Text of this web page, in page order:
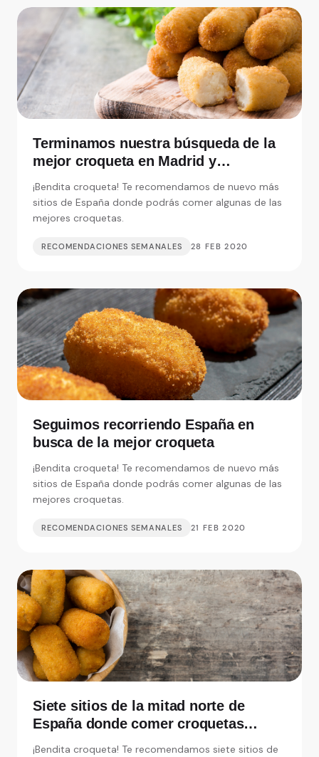
Terminamos nuestra búsqueda de la
mejor croqueta en Madrid y
¡Bendita croqueta! Te recomendamos de nuevo más
sitios de España donde podrás comer algunas de las
mejores croquetas.
RECOMENDACIONES SEMANALES 28 FEB 2020
Seguimos recorriendo España en
busca de la mejor croqueta
¡Bendita croqueta! Te recomendamos de nuevo más
sitios de España donde podrás comer algunas de las
mejores croquetas.
RECOMENDACIONES SEMANALES 21 FEB 2020
Siete sitios de la mitad norte de
España donde comer croquetas
¡Bendita croqueta! Te recomendamos siete sitios de